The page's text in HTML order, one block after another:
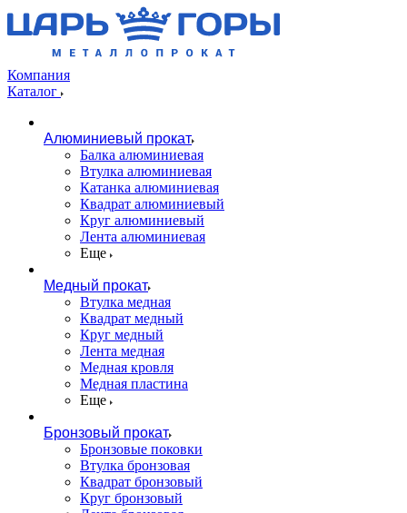
Компания
Каталог
Алюминиевый прокат
Балка алюминиевая
Втулка алюминиевая
Катанка алюминиевая
Квадрат алюминиевый
Круг алюминиевый
Лента алюминиевая
Еще
Медный прокат
Втулка медная
Квадрат медный
Круг медный
Лента медная
Медная кровля
Медная пластина
Еще
Бронзовый прокат
Бронзовые поковки
Втулка бронзовая
Квадрат бронзовый
Круг бронзовый